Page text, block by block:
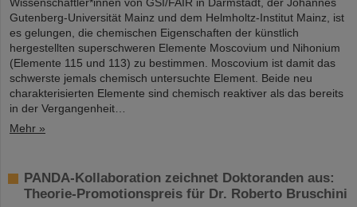
Gutenberg-Universität Mainz und dem Helmholtz-Institut Mainz, ist
es gelungen, die chemischen Eigenschaften der künstlich
hergestellten superschweren Elemente Moscovium und Nihonium
(Elemente 115 und 113) zu bestimmen. Moscovium ist damit das
schwerste jemals chemisch untersuchte Element. Beide neu
charakterisierten Elemente sind chemisch reaktiver als das bereits
in der Vergangenheit…
Mehr »
PANDA-Kollaboration zeichnet Doktoranden aus:
Theorie-Promotionspreis für Dr. Roberto Bruschini